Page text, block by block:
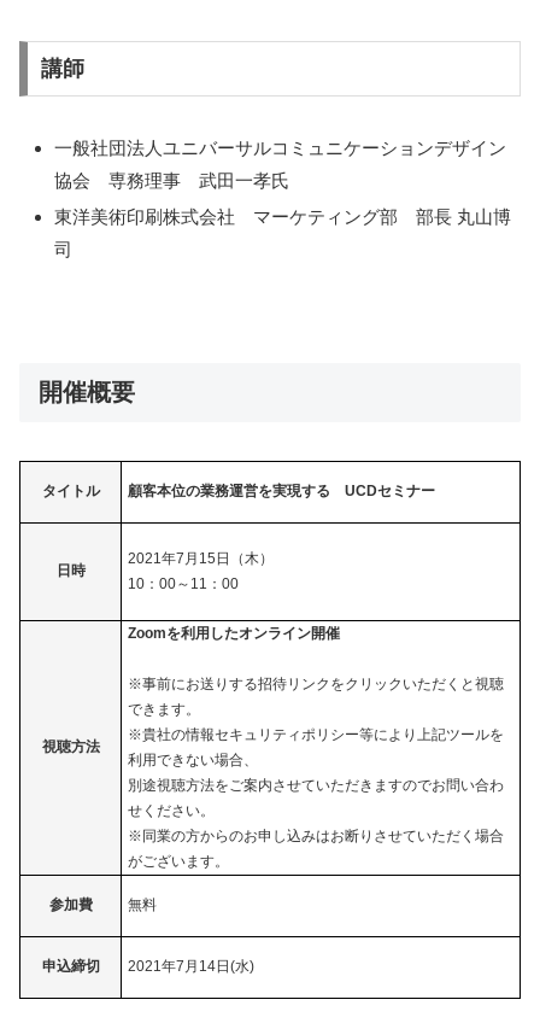
講師
一般社団法人ユニバーサルコミュニケーションデザイン
協会 専務理事 武田一孝氏
東洋美術印刷株式会社 マーケティング部 部長 丸山博
司
開催概要
タイトル 顧客本位の業務運営を実現する UCDセミナー
日時
2021年7月15日（木）
10：00～11：00
視聴方法
Zoomを利用したオンライン開催
※事前にお送りする招待リンクをクリックいただくと視聴
できます。
※貴社の情報セキュリティポリシー等により上記ツールを
利用できない場合、
別途視聴方法をご案内させていただきますのでお問い合わ
せください。
※同業の方からのお申し込みはお断りさせていただく場合
がございます。
参加費 無料
申込締切 2021年7月14日(水)